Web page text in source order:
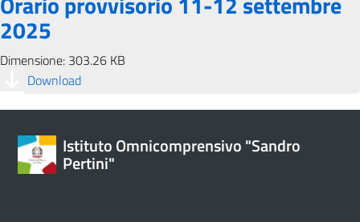
2025
Dimensione: 303.26 KB
Download
Istituto Omnicomprensivo "Sandro
Pertini"